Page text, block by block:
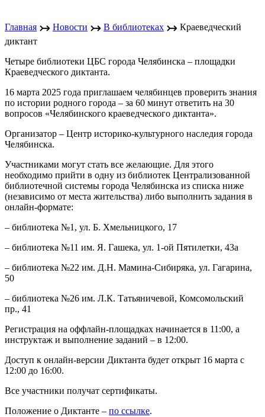
Главная ↣ Новости ↣ В библиотеках ↣ Краеведческий
диктант
Четыре библиотеки ЦБС города Челябинска ‒ площадки
Краеведческого диктанта.
16 марта 2025 года приглашаем челябинцев проверить знания
по истории родного города – за 60 минут ответить на 30
вопросов «Челябинского краеведческого диктанта».
Организатор – Центр историко-культурного наследия города
Челябинска.
Участниками могут стать все желающие. Для этого
необходимо прийти в одну из библиотек Централизованной
библиотечной системы города Челябинска из списка ниже
(независимо от места жительства) либо выполнить задания в
онлайн-формате:
– библиотека №1, ул. Б. Хмельницкого, 17
– библиотека №11 им. Я. Гашека, ул. 1-ой Пятилетки, 43а
– библиотека №22 им. Д.Н. Мамина-Сибиряка, ул. Гагарина,
50
– библиотека №26 им. Л.К. Татьяничевой, Комсомольский
пр., 41
Регистрация на оффлайн-площадках начинается в 11:00, а
инструктаж и выполнение заданий – в 12:00.
Доступ к онлайн-версии Диктанта будет открыт 16 марта с
12:00 до 16:00.
Все участники получат сертификаты.
Положение о Диктанте – по ссылке.